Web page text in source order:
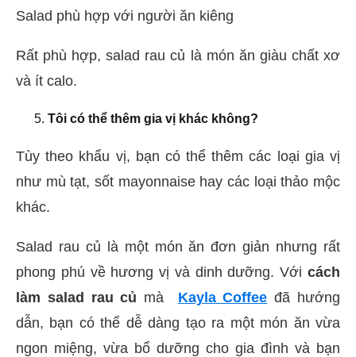
Salad phù hợp với người ăn kiêng
Rất phù hợp, salad rau củ là món ăn giàu chất xơ
và ít calo.
Tôi có thể thêm gia vị khác không?
Tùy theo khẩu vị, bạn có thể thêm các loại gia vị
như mù tạt, sốt mayonnaise hay các loại thảo mộc
khác.
Salad rau củ là một món ăn đơn giản nhưng rất
phong phú về hương vị và dinh dưỡng. Với cách
làm salad rau củ mà Kayla Coffee đã hướng
dẫn, bạn có thể dễ dàng tạo ra một món ăn vừa
ngon miệng, vừa bổ dưỡng cho gia đình và bạn